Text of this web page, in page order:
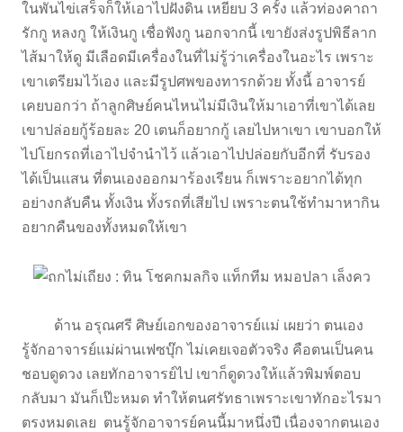
ในพันไข่เสร็จก็ให้เอาไปฝังดิน เหยียบ 3 ครั้ง แล้วท่องคาถา
รักกู หลงกู ให้เงินกู เชื่อฟังกู นอกจากนี้ เขายังส่งรูปพิธีลาก
ไส้มาให้ดู มีเลือดมีเครื่องในที่ไม่รู้ว่าเครื่องในอะไร เพราะ
เขาเตรียมไว้เอง และมีรูปศพของทารกด้วย ทั้งนี้ อาจารย์
เคยบอกว่า ถ้าลูกศิษย์คนไหนไม่มีเงินให้มาเอาที่เขาได้เลย
เขาปล่อยกู้ร้อยละ 20 เตนก็อยากกู้ เลยไปหาเขา เขาบอกให้
ไปโยกรถที่เอาไปจำนำไว้ แล้วเอาไปปล่อยกับอีกที่ รับรอง
ได้เป็นแสน ที่ตนเองออกมาร้องเรียน ก็เพราะอยากได้ทุก
อย่างกลับคืน ทั้งเงิน ทั้งรถที่เสียไป เพราะตนใช้ทำมาหากิน
อยากคืนของทั้งหมดให้เขา
ด้าน อรุณศรี ศิษย์เอกของอาจารย์แม่ เผยว่า ตนเอง
รู้จักอาจารย์แม่ผ่านเฟซบุ๊ก ไม่เคยเจอตัวจริง คือตนเป็นคน
ชอบดูดวง เลยทักอาจารย์ไป เขาก็ดูดวงให้แล้วพิมพ์ตอบ
กลับมา มันก็เป๊ะหมด ทำให้ตนศรัทธาเพราะเขาทักอะไรมา
ตรงหมดเลย ตนรู้จักอาจารย์คนนี้มาหนึ่งปี เนื่องจากตนเอง